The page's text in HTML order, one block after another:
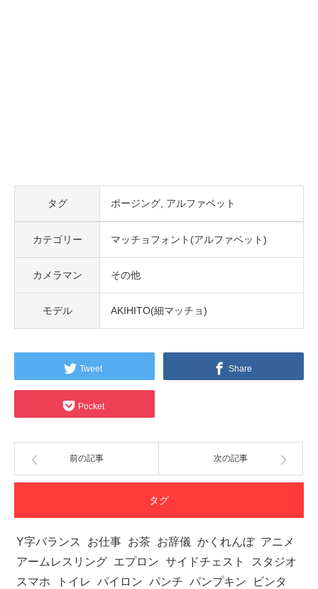
タグ ポージング アルファベット
カテゴリー マッチョフォント(アルファベット)
カメラマン その他
モデル AKIHITO(細マッチョ)
Tweet Share
Pocket
前の記事 次の記事
タグ
Y字バランス お仕事 お茶 お辞儀 かくれんぼ アニメ
アームレスリング エプロン サイドチェスト
スタジオ
スマホ
トイレ パイロン パンチ パンプキン
ビンタ